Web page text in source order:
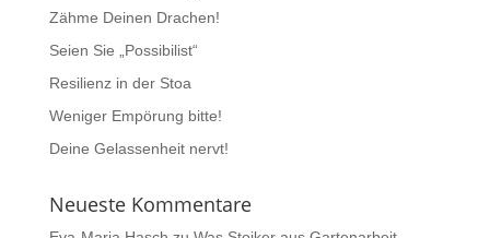
Zähme Deinen Drachen!
Seien Sie „Possibilist“
Resilienz in der Stoa
Weniger Empörung bitte!
Deine Gelassenheit nervt!
Neueste Kommentare